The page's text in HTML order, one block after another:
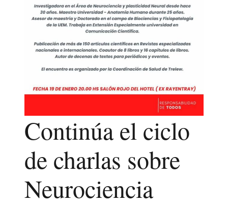
Continúa el ciclo
de charlas sobre
Neurociencia